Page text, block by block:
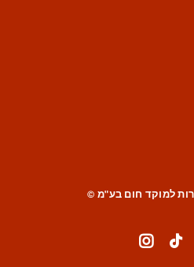
למוקד חום בע"מ ©
Facebook
Tiktok
Instagram